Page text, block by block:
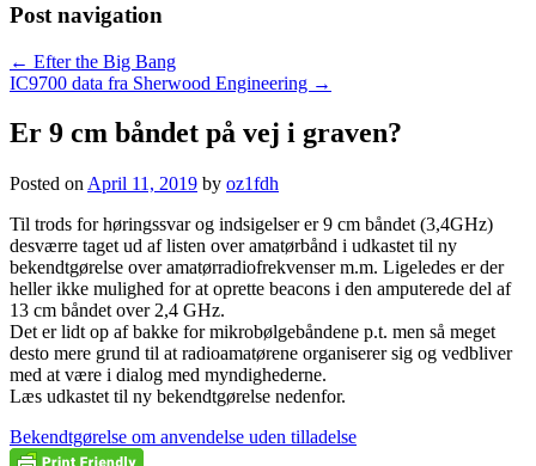
Post navigation
← Efter the Big Bang
IC9700 data fra Sherwood Engineering →
Er 9 cm båndet på vej i graven?
Posted on April 11, 2019 by oz1fdh
Til trods for høringssvar og indsigelser er 9 cm båndet (3,4GHz)
desværre taget ud af listen over amatørbånd i udkastet til ny
bekendtgørelse over amatørradiofrekvenser m.m. Ligeledes er der
heller ikke mulighed for at oprette beacons i den amputerede del af
13 cm båndet over 2,4 GHz.
Det er lidt op af bakke for mikrobølgebåndene p.t. men så meget
desto mere grund til at radioamatørene organiserer sig og vedbliver
med at være i dialog med myndighederne.
Læs udkastet til ny bekendtgørelse nedenfor.
Bekendtgørelse om anvendelse uden tilladelse